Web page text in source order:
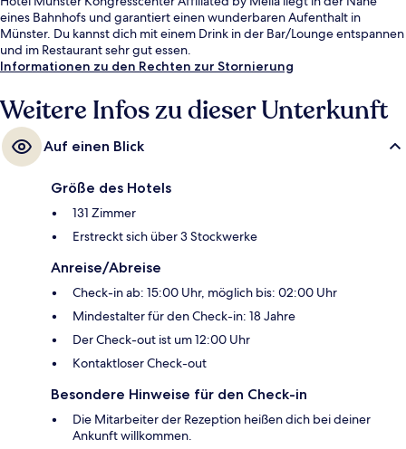
eines Bahnhofs und garantiert einen wunderbaren Aufenthalt in
Münster. Du kannst dich mit einem Drink in der Bar/Lounge entspannen
und im Restaurant sehr gut essen.
Informationen zu den Rechten zur Stornierung
Weitere Infos zu dieser Unterkunft
Auf einen Blick
Größe des Hotels
131 Zimmer
Erstreckt sich über 3 Stockwerke
Anreise/Abreise
Check-in ab: 15:00 Uhr, möglich bis: 02:00 Uhr
Mindestalter für den Check-in: 18 Jahre
Der Check-out ist um 12:00 Uhr
Kontaktloser Check-out
Besondere Hinweise für den Check-in
Die Mitarbeiter der Rezeption heißen dich bei deiner
Ankunft willkommen.